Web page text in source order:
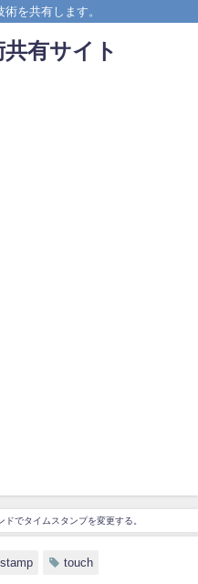
を共有します。
有サイト
ドでタイムスタンプを変更する。
touch